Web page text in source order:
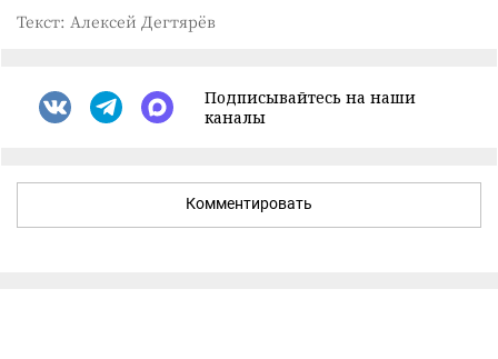
Текст: Алексей Дегтярёв
Подписывайтесь на наши
каналы
Комментировать